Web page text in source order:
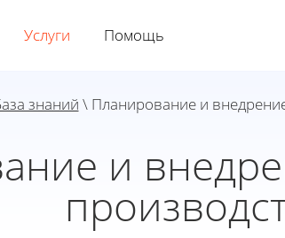
Услуги Помощь
знаний \ Планирование и
и